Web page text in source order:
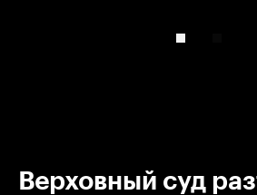
Верховный суд